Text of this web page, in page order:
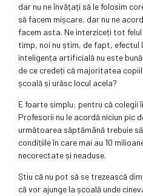
dar nu ne învățați să le folosim
să facem mișcare, dar nu ne
facem asta. Ne interziceți tot
timp, noi nu știm, de fapt, efectul
inteligența artificială nu este
de ce credeți că majoritatea
școală și urăsc locul acela?
E foarte simplu: pentru că colegii
Profesorii nu le acordă niciun pic
următoarea săptămână trebuie
condițiile în care mai au 10
necorectate și neaduse.
Știu că nu pot să se trezească
că vor ajunge la școală unde